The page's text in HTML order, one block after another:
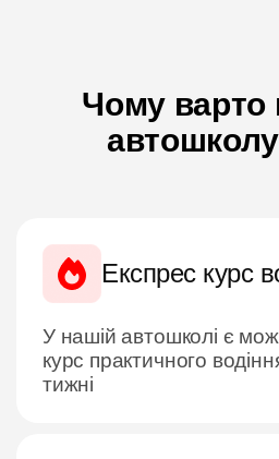
Чому варто
Експрес курс
У нашій автошколі є
курс практичного
тижні